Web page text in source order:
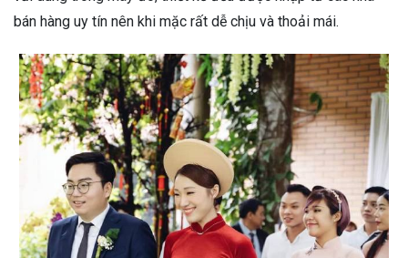
bán hàng uy tín nên khi mặc rất dễ chịu và thoải mái.